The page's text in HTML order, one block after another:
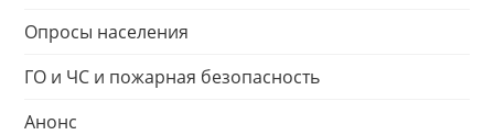
Опросы населения
ГО и ЧС и пожарная безопасность
Анонс